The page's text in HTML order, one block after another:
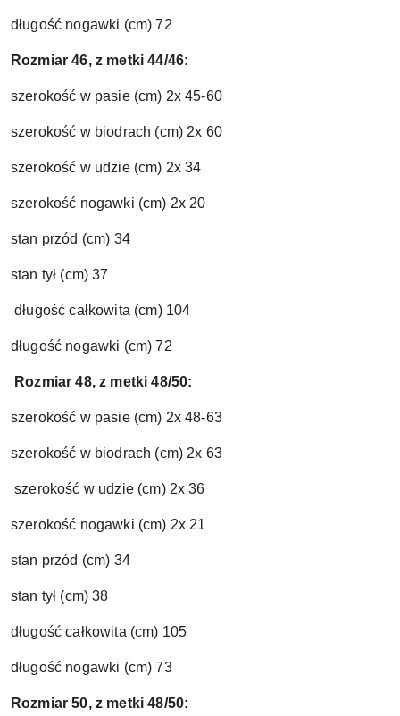
długość nogawki (cm) 72
Rozmiar 46, z metki 44/46:
szerokość w pasie (cm) 2x 45-60
szerokość w biodrach (cm) 2x 60
szerokość w udzie (cm) 2x 34
szerokość nogawki (cm) 2x 20
stan przód (cm) 34
stan tył (cm) 37
długość całkowita (cm) 104
długość nogawki (cm) 72
Rozmiar 48, z metki 48/50:
szerokość w pasie (cm) 2x 48-63
szerokość w biodrach (cm) 2x 63
szerokość w udzie (cm) 2x 36
szerokość nogawki (cm) 2x 21
stan przód (cm) 34
stan tył (cm) 38
długość całkowita (cm) 105
długość nogawki (cm) 73
Rozmiar 50, z metki 48/50: